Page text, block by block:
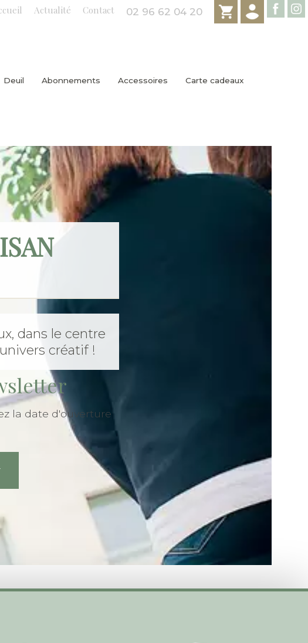
Deuil Abonnements Accessoires Carte cadeaux
Actualité Contact 02 96 62 04 20
dans le centre
créatif !
la date d'ouverture